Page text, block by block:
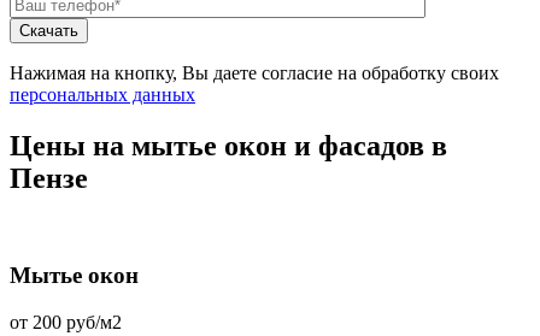
Нажимая на кнопку, Вы даете согласие на обработку своих
персональных данных
Цены на мытье окон и фасадов в
Пензе
Мытье окон
от 200 руб/м2